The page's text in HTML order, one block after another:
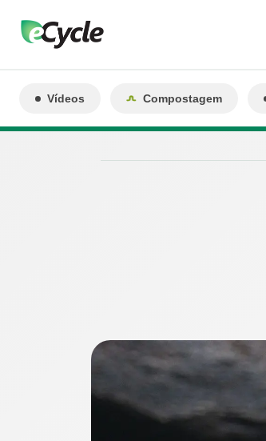
Vídeos Compostagem